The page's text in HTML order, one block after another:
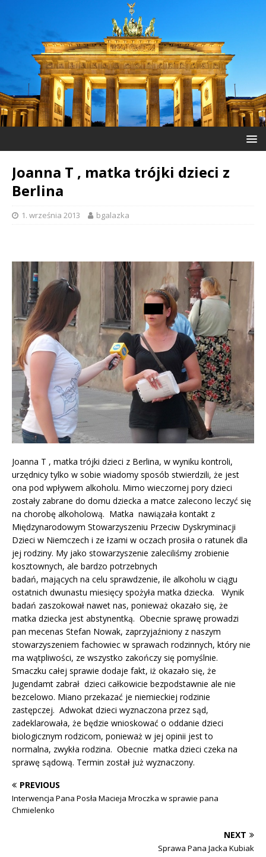
Joanna T , matka trójki dzieci z
Berlina
1. września 2013 bgalazka
Joanna T , matka trójki dzieci z Berlina, w wyniku kontroli,
urzędnicy tylko w sobie wiadomy sposób stwierdzili, że jest
ona pod wpływem alkoholu. Mimo wieczornej pory dzieci
zostały zabrane do domu dziecka a matce zalecono leczyć się
na chorobę alkoholową. Matka nawiązała kontakt z
Międzynarodowym Stowarzyszeniu Przeciw Dyskryminacji
Dzieci w Niemczech i ze łzami w oczach prosiła o ratunek dla
jej rodziny. My jako stowarzyszenie zaleciliśmy zrobienie
kosztownych, ale bardzo potrzebnych
badań, mających na celu sprawdzenie, ile alkoholu w ciągu
ostatnich dwunastu miesięcy spożyła matka dziecka. Wynik
badań zaszokował nawet nas, ponieważ okazało się, że
matka dziecka jest abstynentką. Obecnie sprawę prowadzi
pan mecenas Stefan Nowak, zaprzyjaźniony z naszym
stowarzyszeniem fachowiec w sprawach rodzinnych, który nie
ma wątpliwości, ze wszystko zakończy się pomyślnie.
Smaczku całej sprawie dodaje fakt, iż okazało się, że
Jugendamt zabrał dzieci całkowicie bezpodstawnie ale nie
bezcelowo. Miano przekazać je niemieckiej rodzinie
zastępczej. Adwokat dzieci wyznaczona przez sąd,
zadeklarowała, że będzie wnioskować o oddanie dzieci
biologicznym rodzicom, ponieważ w jej opinii jest to
normalna, zwykła rodzina. Obecnie matka dzieci czeka na
sprawę sądową. Termin został już wyznaczony.
PREVIOUS
Interwencja Pana Posła Macieja Mroczka w sprawie pana
Chmielenko
NEXT
Sprawa Pana Jacka Kubiak